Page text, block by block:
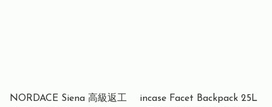
NORDACE Siena 高級返工
incase Facet Backpack 25L